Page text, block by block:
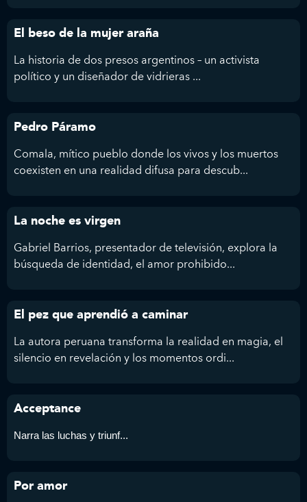
El beso de la mujer araña
La historia de dos presos argentinos – un activista
político y un diseñador de vidrieras ...
Pedro Páramo
Comala, mítico pueblo donde los vivos y los muertos
coexisten en una realidad difusa para descub...
La noche es virgen
Gabriel Barrios, presentador de televisión, explora la
búsqueda de identidad, el amor prohibido...
El pez que aprendió a caminar
La autora peruana transforma la realidad en magia, el
silencio en revelación y los momentos ordi...
Acceptance
Narra las luchas y triunf...
Por amor